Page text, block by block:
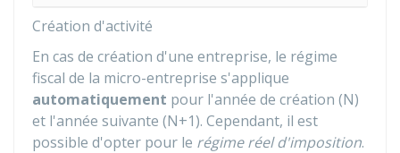
Création d'activité
En cas de création d'une entreprise, le régime
fiscal de la micro-entreprise s'applique
automatiquement pour l'année de création (N)
et l'année suivante (N+1). Cependant, il est
possible d'opter pour le régime réel d'imposition.